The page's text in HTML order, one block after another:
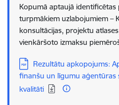
Kopumā aptaujā identificētas
turpmākiem uzlabojumiem –
konsultācijas, projektu
vienkāršoto izmaksu
Lejupielādēt:
Rezultātu apkopojums:
finanšu un līgumu aģentūras
kvalitāti